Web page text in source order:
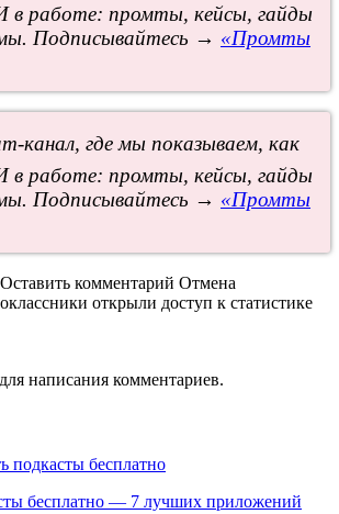
в работе: промты, кейсы, гайды
Подписывайтесь → «Промты
канал, где мы показываем, как
в работе: промты, кейсы, гайды
Подписывайтесь → «Промты
Оставить комментарий Отмена
открыли доступ к статистике
для написания комментариев.
бесплатно — 7 лучших приложений